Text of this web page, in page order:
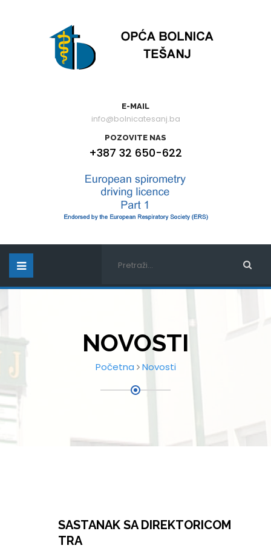
E-MAIL
info@bolnicatesanj.ba
POZOVITE NAS
+387 32 650-622
NOVOSTI
Početna Novosti
SASTANAK SA DIREKTORICOM
TRA